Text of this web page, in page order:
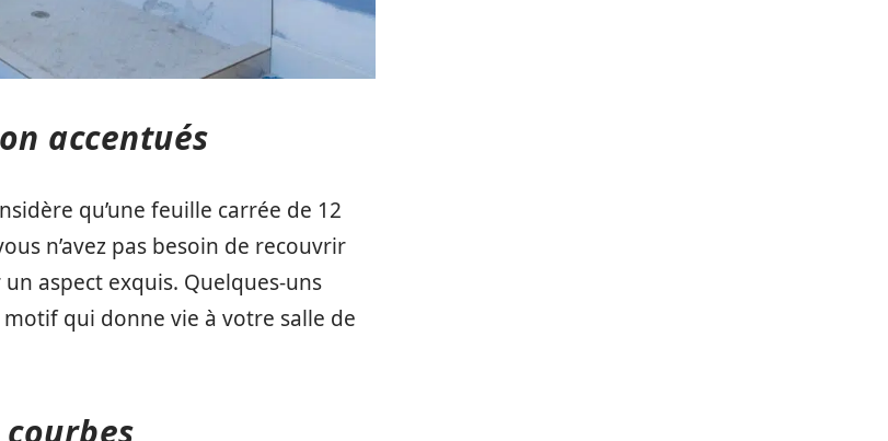
accentués
qu’une feuille carrée de 12
n’avez pas besoin de recouvrir
aspect exquis. Quelques-uns
qui donne vie à votre salle de